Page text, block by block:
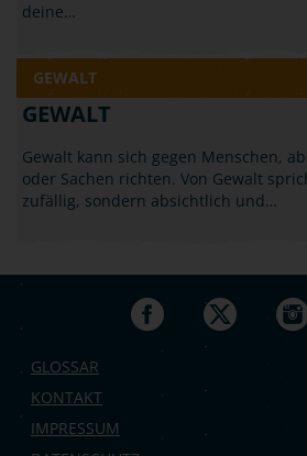
deine…
GEWALT
GEWALT
Gewalt kann sich gegen Menschen,
oder Sachen richten. Von Gewalt
zufällig, sondern absichtlich und…
GLOSSAR
KONTAKT
IMPRESSUM